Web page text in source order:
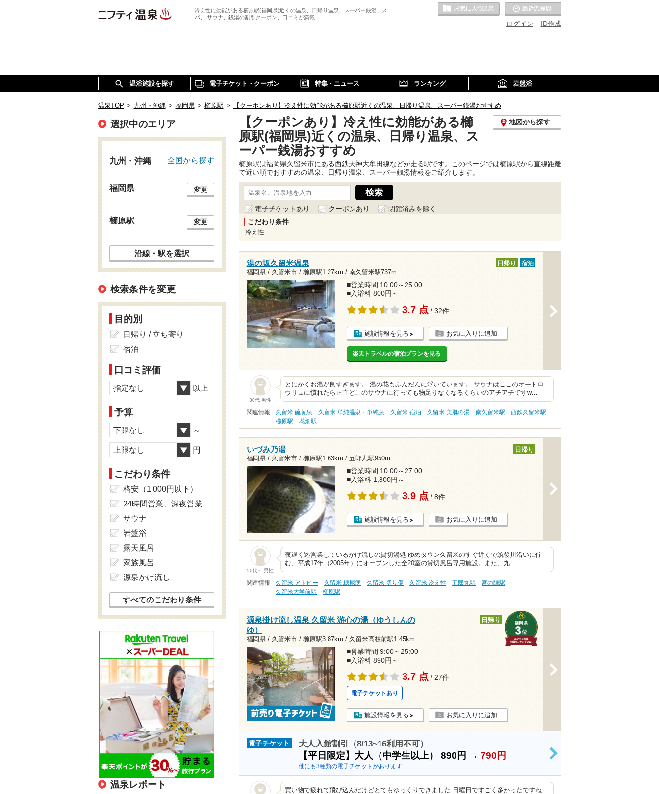
冷え性に効能がある櫛原駅(福岡県)近くの温泉、日帰り温泉、スーパー銭湯、ス
パ、 サウナ、銭湯の割引クーポン、口コミが満載
ID作成
ログイン
お気に入りの温泉
温浴施設を探す 電子チケット・クーポン 特集・ニュース ランキング 岩盤浴
温泉TOP > 九州・沖縄 > 福岡県 > 櫛原駅 > 【クーポンあり】冷え性に効能がある櫛原駅近くの温泉、日帰り温泉、スーパー銭湯おすすめ
【クーポンあり】冷え性に効能がある櫛
原駅(福岡県)近くの温泉、日帰り温泉、ス
ーパー銭湯おすすめ
地図から探す
櫛原駅は福岡県久留米市にある西鉄天神大牟田線などが走る駅です。このページでは櫛原駅から直線距離
で近い順でおすすめの温泉、日帰り温泉、スーパー銭湯情報をご紹介します。
電子チケットあり クーポンあり
閉館済みを除く
こだわり条件
冷え性
湯の坂久留米温泉
福岡県 / 久留米市 / 櫛原駅1.27km / 南久留米駅737m
日帰り 宿泊
■営業時間 10:00～25:00
■入浴料 800円～
3.7 点 / 32件
施設情報を見る お気に入りに追加
楽天トラベルの宿泊プランを見る
30代 男性
とにかくお湯が良すぎます。 湯の花もふんだんに浮いています。 サウナはここのオートロ
ウリュに慣れたら正直どこのサウナに行っても物足りなくなるくらいのアチアチですw…
関連情報 久留米 硫黄泉 久留米 単純温泉・単純泉 久留米 宿泊 久留米 美肌の湯 南久留米駅
西鉄久留米駅
櫛原駅
花畑駅
いづみ乃湯
福岡県 / 久留米市 / 櫛原駅1.63km / 五郎丸駅950m
日帰り
■営業時間 10:00～27:00
■入浴料 1,800円～
3.9 点 / 8件
施設情報を見る お気に入りに追加
50代～ 男性
夜遅く迄営業しているかけ流しの貸切湯処 ゆめタウン久留米のすぐ近くで筑後川沿いに佇
む、平成17年（2005年）にオープンした全20室の貸切風呂専用施設。また、九…
関連情報 久留米 アトピー 久留米 糖尿病 久留米 切り傷 久留米 冷え性 五郎丸駅
宮の陣駅
久留米大学前駅
櫛原駅
源泉掛け流し温泉 久留米 游心の湯（ゆうしんの
ゆ）
福岡県 / 久留米市 / 櫛原駅3.87km / 久留米高校前駅1.45km
日帰り
■営業時間 9:00～25:00
■入浴料 890円～
3.7 点 / 27件
電子チケットあり
施設情報を見る お気に入りに追加
電子チケット 大人入館割引（8/13~16利用不可）
【平日限定】大人（中学生以上）890円→ 790円
他にも3種類の電子チケットがあります
>
買い物で疲れて飛び込んだけどとてもゆっくりできました 日曜日ですごく多かったですね
選択中のエリア
九州・沖縄 全国から探す
福岡県 変更
櫛原駅 変更
沿線・駅を選択
検索条件を変更
目的別
日帰り / 立ち寄り
宿泊
口コミ評価
指定なし 以上
予算
下限なし ～
上限なし 円
こだわり条件
格安（1,000円以下）
24時間営業、深夜営業
サウナ
岩盤浴
露天風呂
家族風呂
源泉かけ流し
すべてのこだわり条件
温泉レポート